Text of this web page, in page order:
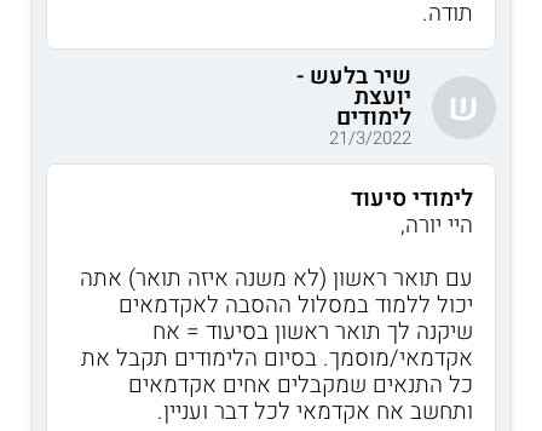
תודה.
ש
שיר בלעש -
יועצת
לימודים
21/3/2022
לימודי סיעוד
היי יורה,
עם תואר ראשון (לא משנה איזה תואר) אתה
יכול ללמוד במסלול ההסבה לאקדמאים
שיקנה לך תואר ראשון בסיעוד = אח
אקדמאי/מוסמך. בסיום הלימודים תקבל את
כל התנאים שמקבלים אחים אקדמאים
ותחשב אח אקדמאי לכל דבר ועניין.